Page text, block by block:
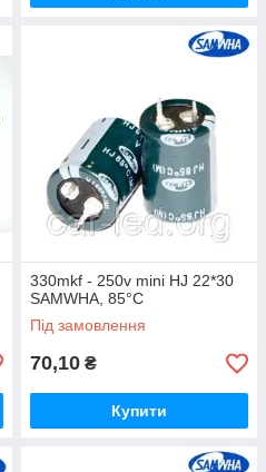
330mkf - 250v mini HJ 22*30
SAMWHA, 85°C
Під замовлення
70,10 ₴
Купити